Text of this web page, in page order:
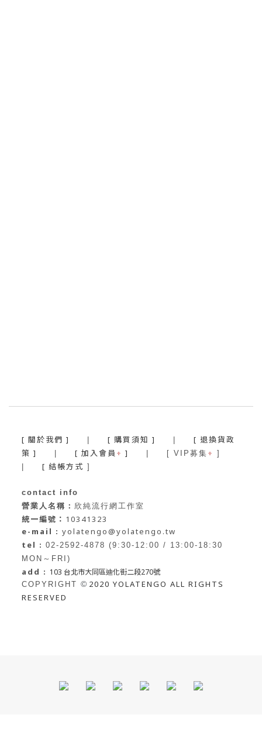
[ 關於我們 ] [ 購買須知 ]
[ 退換貨政
策 ]
[ 加入會員 + ] | [ VIP募集 + ]
[ 結帳方式 ]
contact info
營業人名稱： 欣純流行網工作室
統一編號： 10341323
e-mail : yolatengo@yolatengo.tw
tel : 02-2592-4878 (9:30-12:00 / 13:00-18:30
MON～FRI)
add : 103 台北市大同區迪化街二段270號
COPYRIGHT © 2020 YOLATENGO ALL RIGHTS
RESERVED